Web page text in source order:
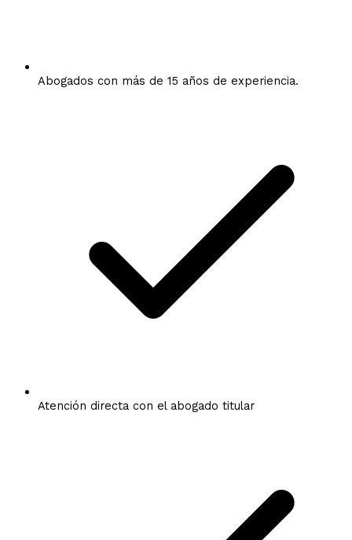
Abogados con más de 15 años de experiencia.
Atención directa con el abogado titular